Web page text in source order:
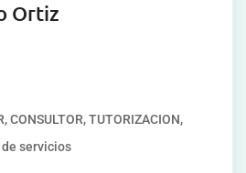
Ortiz
CONSULTOR, TUTORIZACION,
servicios